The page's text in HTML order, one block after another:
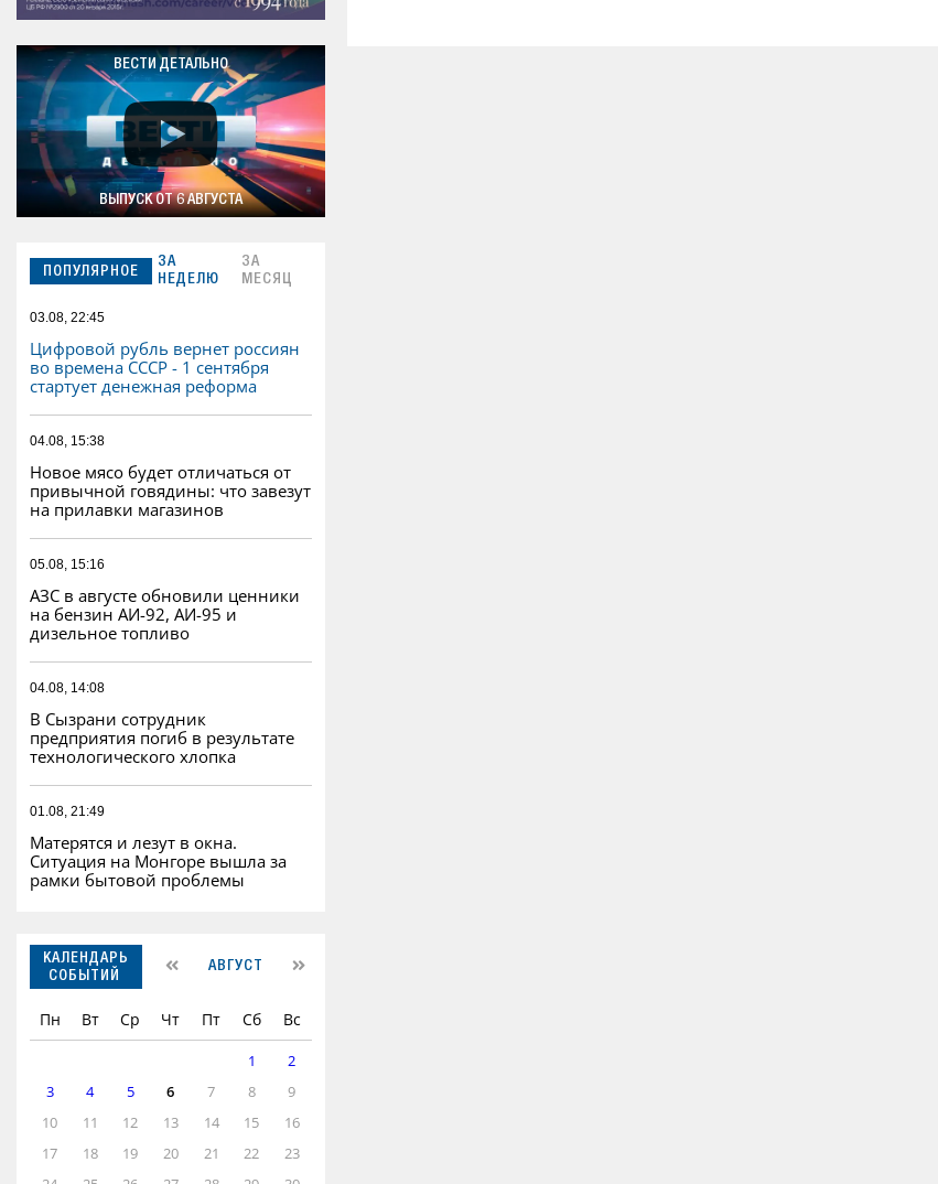
ВЕСТИ ДЕТАЛЬНО
ВЫПУСК ОТ 6 АВГУСТА
ПОПУЛЯРНОЕ
ЗА
НЕДЕЛЮ
ЗА
МЕСЯЦ
03.08, 22:45
Цифровой рубль вернет россиян
во времена СССР - 1 сентября
стартует денежная реформа
04.08, 15:38
Новое мясо будет отличаться от
привычной говядины: что завезут
на прилавки магазинов
05.08, 15:16
АЗС в августе обновили ценники
на бензин АИ-92, АИ-95 и
дизельное топливо
04.08, 14:08
В Сызрани сотрудник
предприятия погиб в результате
технологического хлопка
01.08, 21:49
Матерятся и лезут в окна.
Ситуация на Монгоре вышла за
рамки бытовой проблемы
КАЛЕНДАРЬ
СОБЫТИЙ
АВГУСТ
Пн Вт Ср Чт Пт Сб Вс
1
2
3
4 5 6 7 8
9
10
11 12 13 14 15
16
17
18 19 20 21 22
23